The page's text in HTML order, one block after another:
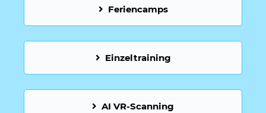
Feriencamps
Einzeltraining
AI VR-Scanning